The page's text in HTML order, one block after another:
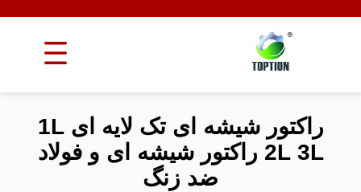
راکتور شیشه ای تک لایه ای 1L
2L 3L راکتور شیشه ای و فولاد
ضد زنگ